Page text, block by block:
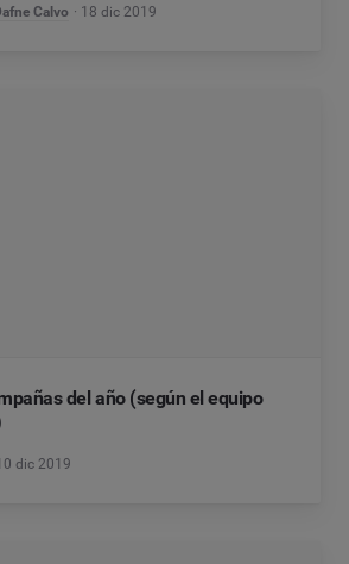
Calvo 18 dic 2019
del año (según el equipo
dic 2019